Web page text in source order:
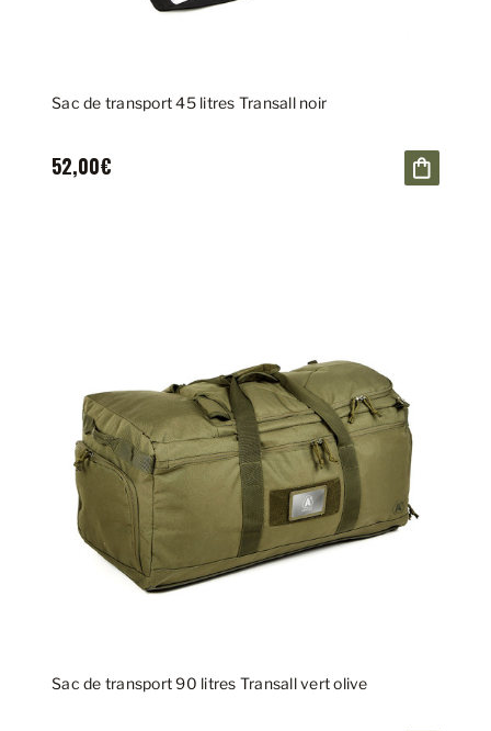
Sac de transport 45 litres Transall noir
52,00€
Sac de transport 90 litres Transall vert olive